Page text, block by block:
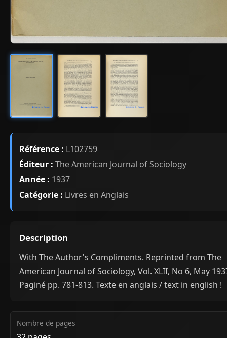
Référence : L102759
Éditeur : The American Journal of Sociology
Année : 1937
Catégorie : Livres en Anglais
Description
With The Author's Compliments. Reprinted from The
American Journal of Sociology, Vol. XLII, No 6, May
Paginé pp. 781-813. Texte en anglais / text in english !
Nombre de pages